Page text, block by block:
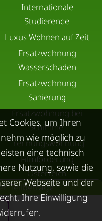
Teilbeträge
Internationale
Studierende
Luxus Wohnen auf Zeit
Ersatzwohnung
Wasserschaden
Ersatzwohnung
Sanierung
Ersatzwohnung bei
Schimmel
Trennungswohnung
Filmförderung
Österreich
Cookies, um Ihren
wie möglich zu
eine technisch
Nutzung, sowie die
Webseite und der
Ihre Einwilligung